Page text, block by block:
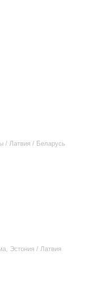
/ Латвия / Беларусь
Эстония / Латвия